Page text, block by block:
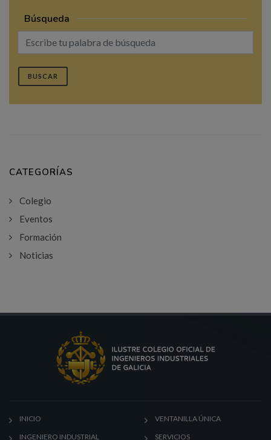
Búsqueda
BUSCAR
CATEGORÍAS
Colegio
Eventos
Formación
Noticias
INICIO
INGENIERO INDUSTRIAL
VENTANILLA ÚNICA
SERVICIOS